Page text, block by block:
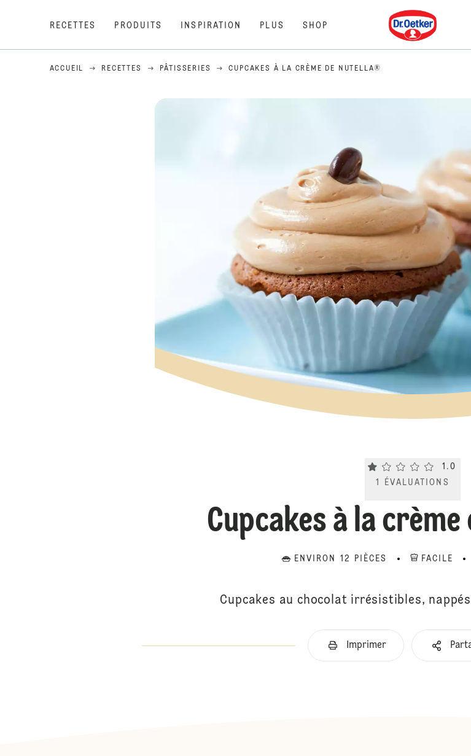
RECETTES PRODUITS INSPIRATION PLUS SHOP
Dr. Oetker
ACCUEIL RECETTES PÂTISSERIES CUPCAKES À LA CRÈME DE NUTELLA®
Current1.0
1
ÉVALUATIONS
Cupcakes à la
ENVIRON 12 PIÈCES FACILE
Cupcakes au chocolat irrésistibles,
Imprimer